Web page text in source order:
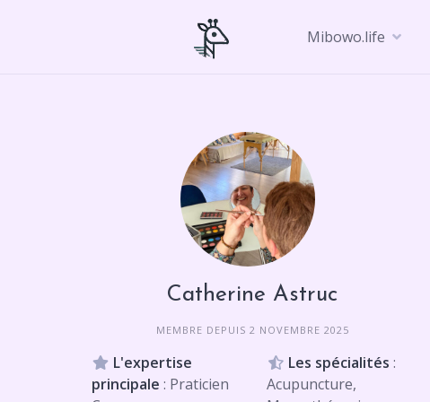
Mibowo.life
Catherine Astruc
MEMBRE DEPUIS 2 NOVEMBRE 2025
L'expertise
principale : Praticien
Les spécialités :
Acupuncture,